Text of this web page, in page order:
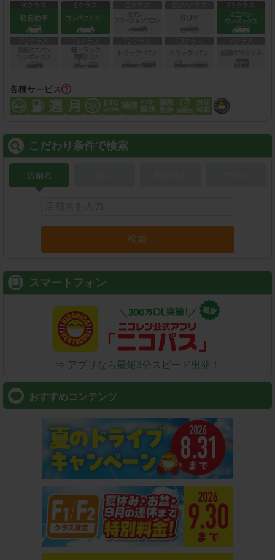
各種サービス
こだわり条件で検索
店舗名
検索
スマートフォン
⇒ アプリなら最短3分スピード出発！
おすすめコンテンツ